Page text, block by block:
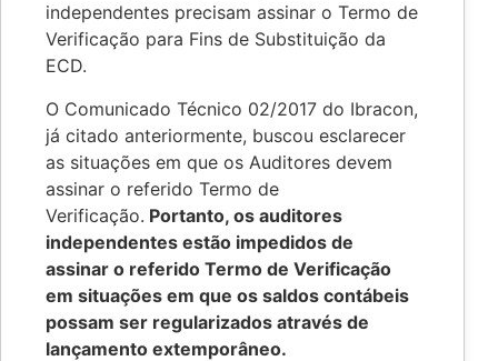
independentes precisam assinar o Termo de
Verificação para Fins de Substituição da
ECD.
O Comunicado Técnico 02/2017 do Ibracon,
já citado anteriormente, buscou esclarecer
as situações em que os Auditores devem
assinar o referido Termo de
Verificação. Portanto, os auditores
independentes estão impedidos de
assinar o referido Termo de Verificação
em situações em que os saldos contábeis
possam ser regularizados através de
lançamento extemporâneo.